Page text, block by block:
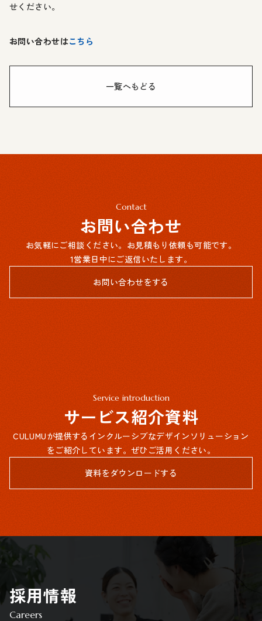
せください。
お問い合わせはこちら
一覧へもどる
Contact
お問い合わせ
お気軽にご相談ください。お見積もり依頼も可能です。
1営業日中にご返信いたします。
お問い合わせをする
Service introduction
サービス紹介資料
CULUMUが提供するインクルーシブなデザインソリューション
をご紹介しています。ぜひご活用ください。
資料をダウンロードする
採用情報
Careers